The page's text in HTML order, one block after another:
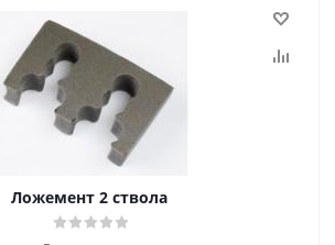
Ложемент 2 ствола